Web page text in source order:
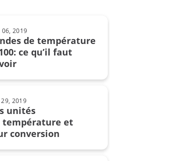
06, 2019
de température
ce qu’il faut
2019
unités
température et
conversion